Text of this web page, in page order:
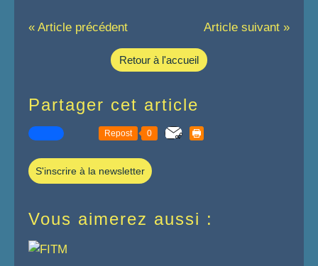
« Article précédent Article suivant »
Retour à l'accueil
Partager cet article
Repost 0
S'inscrire à la newsletter
Vous aimerez aussi :